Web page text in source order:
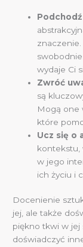
wydaje Ci
Zwróć
są
Mogą one
które
Ucz się o
kontekstu,
w jego
ich życiu i
Docenienie
jej, ale także
piękno tkwi w jej
doświadczyć